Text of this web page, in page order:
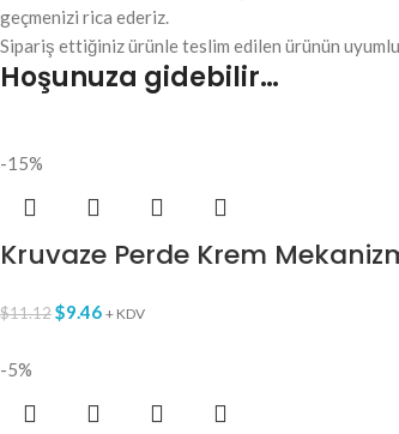
geçmenizi rica ederiz.
Sipariş ettiğiniz ürünle teslim edilen ürünün
Hoşunuza gidebilir…
-15%
Kruvaze Perde Krem
$11.12$9.46 + KDV
-5%